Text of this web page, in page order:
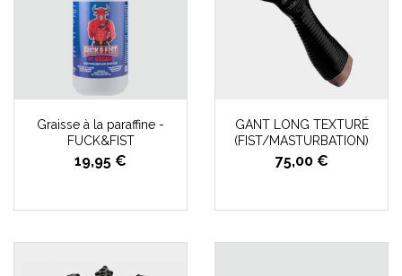
Graisse à la paraffine -
FUCK&FIST
19,95 €
GANT LONG TEXTURÉ
(FIST/MASTURBATION)
75,00 €